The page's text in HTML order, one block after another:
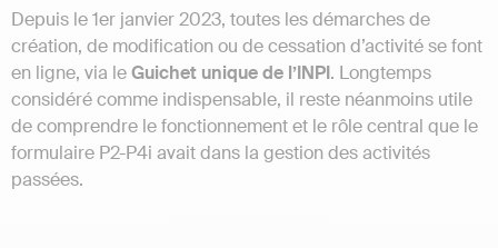
Depuis le 1er janvier 2023, toutes les démarches de
création, de modification ou de cessation d’activité se font
en ligne, via leGuichet unique de l’INPI. Longtemps
considéré comme indispensable, il reste néanmoins utile
de comprendre le fonctionnement et le rôle central que le
formulaire P2-P4i avait dans la gestion des activités
passées.